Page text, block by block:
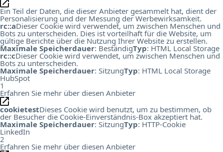
Ein Teil der Daten, die dieser Anbieter gesammelt hat, dient der
Personalisierung und der Messung der Werbewirksamkeit.
rc::aDieser Cookie wird verwendet, um zwischen Menschen und
Bots zu unterscheiden. Dies ist vorteilhaft für die Website, um
gültige Berichte über die Nutzung Ihrer Website zu erstellen.
Maximale Speicherdauer: BeständigTyp: HTML Local Storage
rc::cDieser Cookie wird verwendet, um zwischen Menschen und
Bots zu unterscheiden.
Maximale Speicherdauer: SitzungTyp: HTML Local Storage
HubSpot
1
Erfahren Sie mehr über diesen Anbieter
cookietestDieses Cookie wird benutzt, um zu bestimmen, ob
der Besucher die Cookie-Einverständnis-Box akzeptiert hat.
Maximale Speicherdauer: SitzungTyp: HTTP-Cookie
LinkedIn
2
Erfahren Sie mehr über diesen Anbieter